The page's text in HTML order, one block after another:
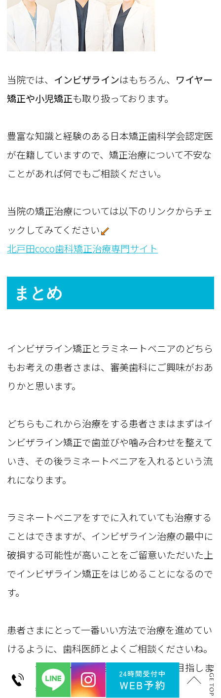
当院では、 インビザラインはもちろん、 ワイヤー
矯正や小児矯正も取り扱っております。
豊富な知識と経験のある日本矯正歯科学会認定医
が在籍していますので、矯正治療について不安な
ことがあれば何でもご相談ください。
当院の矯正治療については以下のリンクからチェ
ックしてみてください
北戸田coco歯科矯正治療専門サイト
まとめ
インビザライン矯正とラミネートベニアのどちら
もお考えの患者さまは、審美歯科にご興味がおあ
りかと思います。
どちらもこれから治療をする患者さまはまずはイ
ンビザライン矯正で歯並びや噛み合わせを整えて
いき、その後ラミネートベニアを入れるという流
れになります。
ラミネートベニアをすでに入れていても治療する
ことはできますが、インビザライン治療の最中に
破損する可能性が高いことをご留意いただいた上
でインビザライン矯正をはじめることになるので
す。
患者さまにとって一番いい方法で治療を進めてい
けるように、歯科医師とよくご相談くださいね。
インビザライン矯正で理想的な歯並びを目指しま
しょう。